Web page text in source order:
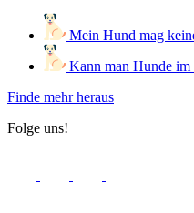
Mein Hund mag
Kann man Hunde im
Finde mehr heraus
Folge uns!